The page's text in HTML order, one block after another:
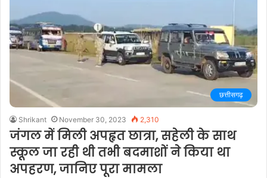
छत्तीसगढ़
Shrikant November 30, 2023 2,310
जंगल में मिली अपहृत छात्रा, सहेली के साथ
स्कूल जा रही थी तभी बदमाशों ने किया था
अपहरण, जानिए पूरा मामला